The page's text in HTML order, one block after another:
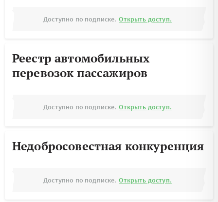
Доступно по подписке. Открыть доступ.
Реестр автомобильных
перевозок пассажиров
Доступно по подписке. Открыть доступ.
Недобросовестная конкуренция
Доступно по подписке. Открыть доступ.